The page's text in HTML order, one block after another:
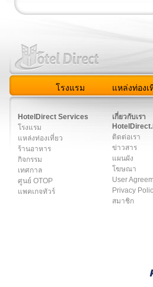
โรงแรม แหล่งท่องเ
HotelDirect Services
โรงแรม
แหล่งท่องเที่ยว
ร้านอาหาร
กิจกรรม
เทศกาล
ศูนย์ OTOP
แพคเกจทัวร์
เกี่ยวกับเรา
ติดต่อเรา
ข่าวสาร
แผนผัง
โฆษณา
User
Privacy
สมาชิก